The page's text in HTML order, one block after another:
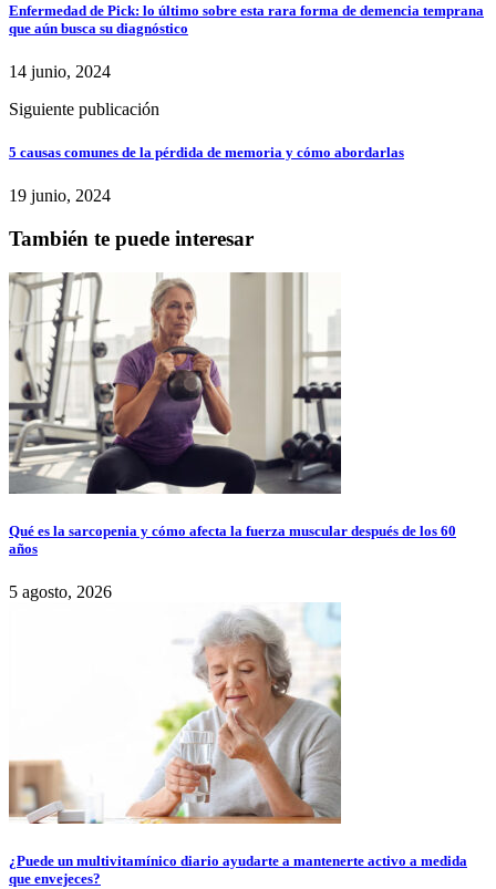
Enfermedad de Pick: lo último sobre esta rara forma de demencia temprana
que aún busca su diagnóstico
14 junio, 2024
Siguiente publicación
5 causas comunes de la pérdida de memoria y cómo abordarlas
19 junio, 2024
También te puede interesar
Qué es la sarcopenia y cómo afecta la fuerza muscular después de los 60
años
5 agosto, 2026
¿Puede un multivitamínico diario ayudarte a mantenerte activo a medida
que envejeces?